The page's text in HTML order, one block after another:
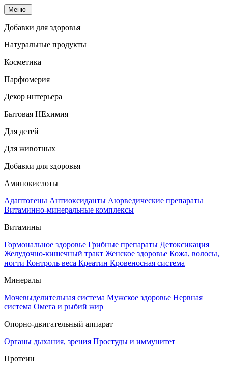
Меню
Добавки для здоровья
Натуральные продукты
Косметика
Парфюмерия
Декор интерьера
Бытовая НЕхимия
Для детей
Для животных
Добавки для здоровья
Аминокислоты
Адаптогены Антиоксиданты Аюрведические препараты
Витаминно-минеральные комплексы
Витамины
Гормональное здоровье Грибные препараты Детоксикация
Желудочно-кишечный тракт Женское здоровье Кожа, волосы,
ногти Контроль веса Креатин Кровеносная система
Минералы
Мочевыделительная система Мужское здоровье Нервная
система Омега и рыбий жир
Опорно-двигательный аппарат
Органы дыхания, зрения Простуды и иммунитет
Протеин